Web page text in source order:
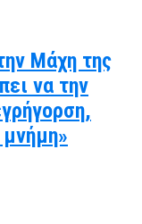
Μάχη της
να την
μνήμη»